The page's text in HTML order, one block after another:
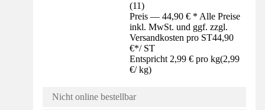
(11)
Preis — 44,90 € * Alle Preise
inkl. MwSt. und ggf. zzgl.
Versandkosten pro ST44,90
€*/ ST
Entspricht 2,99 € pro kg(2,99
€/ kg)
Nicht online bestellbar